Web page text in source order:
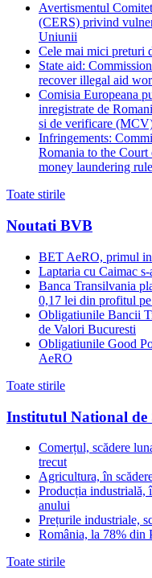
Avertismentul
(CERS) privind
Uniunii
Cele mai mici preturi
State aid:
recover illegal aid
Comisia Europeana
inregistrate de
si de verificare
Infringements:
Romania to the
money laundering
Toate stirile
Noutati BVB
BET AeRO, primul
Laptaria cu Caimac
Banca Transilvania
0,17 lei din profitul
Obligatiunile Bancii
de Valori Bucuresti
Obligatiunile Good
AeRO
Toate stirile
Institutul National de
Comerțul, scădere
trecut
Agricultura, în
Producția industrială,
anului
Prețurile industriale,
România, la 78% din
Toate stirile